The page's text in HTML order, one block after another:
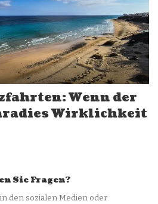
Wenn der
Wirklichkeit
Sie Fragen?
den sozialen Medien oder